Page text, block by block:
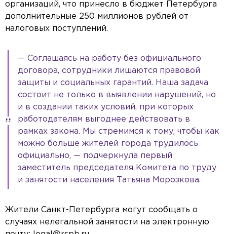
организаций, что принесло в бюджет Петербурга
дополнительные 250 миллионов рублей от
налоговых поступлений.
— Соглашаясь на работу без официального
договора, сотрудники лишаются правовой
защиты и социальных гарантий. Наша задача
состоит не только в выявлении нарушений, но
и в создании таких условий, при которых
работодателям выгоднее действовать в
рамках закона. Мы стремимся к тому, чтобы как
можно больше жителей города трудилось
официально, — подчеркнула первый
заместитель председателя Комитета по труду
и занятости населения Татьяна Морозкова.
Жители Санкт-Петербурга могут сообщать о
случаях нелегальной занятости на электронную